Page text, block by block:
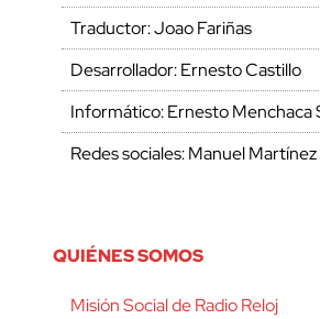
Traductor: Joao Fariñas
Desarrollador: Ernesto Castillo
Informático: Ernesto Menchaca
Redes sociales: Manuel Martínez
QUIÉNES SOMOS
Misión Social de Radio Reloj